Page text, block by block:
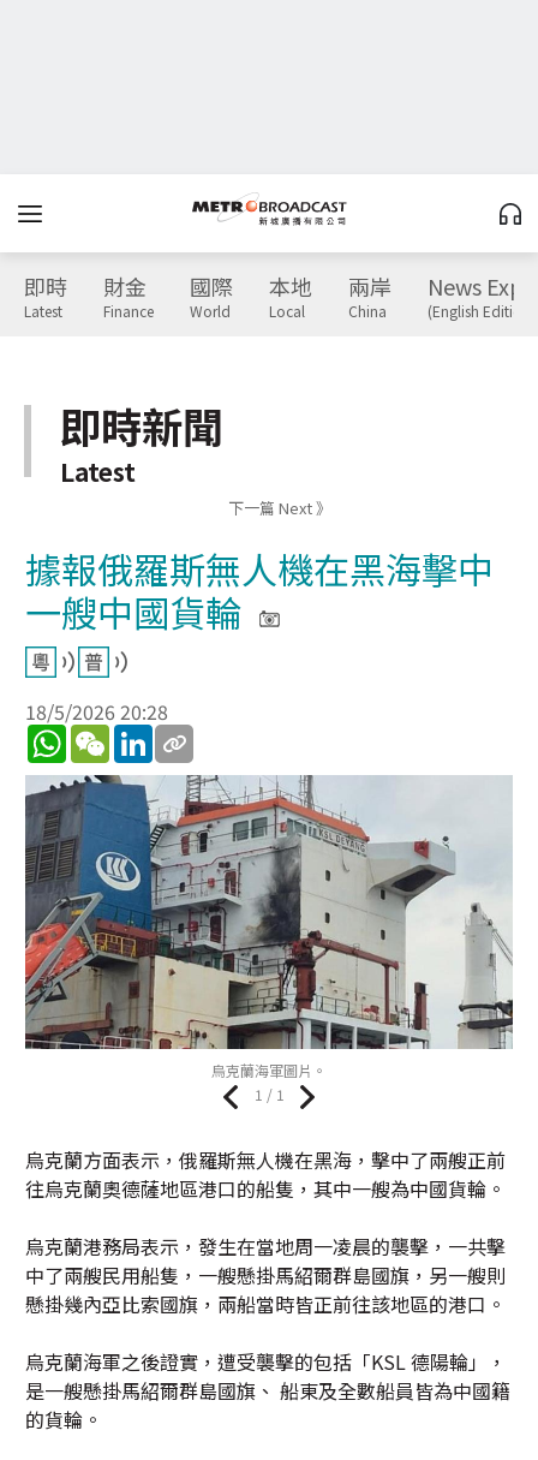
即時
Latest
財金
Finance
國際
World
本地
Local
兩岸
China
News
(English Edition)
即時新聞
Latest
下一篇 Next 》
據報俄羅斯無人機在黑海擊中
一艘中國貨輪
18/5/2026 20:28
WhatsApp
WeChatLinkedIn
烏克蘭海軍圖片。
1 / 1
烏克蘭方面表示，俄羅斯無人機在黑海，擊中了兩艘正前
往烏克蘭奧德薩地區港口的船隻，其中一艘為中國貨輪。
烏克蘭港務局表示，發生在當地周一凌晨的襲擊，一共擊
中了兩艘民用船隻，一艘懸掛馬紹爾群島國旗，另一艘則
懸掛幾內亞比索國旗，兩船當時皆正前往該地區的港口。
烏克蘭海軍之後證實，遭受襲擊的包括「KSL 德陽輪」，
是一艘懸掛馬紹爾群島國旗、 船東及全數船員皆為中國籍
的貨輪。